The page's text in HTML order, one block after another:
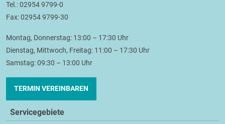
Tel.: 02954 9799-0
Fax: 02954 9799-30
Montag, Donnerstag: 13:00 – 17:30 Uhr
Dienstag, Mittwoch, Freitag: 11:00 – 17:30 Uhr
Samstag: 09:30 – 13:00 Uhr
TERMIN VEREINBAREN
Servicegebiete